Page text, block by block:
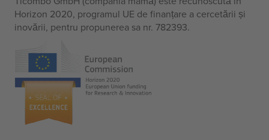
Horizon 2020, programul UE de finanțare a cercetării și
inovării, pentru propunerea sa nr. 782393.